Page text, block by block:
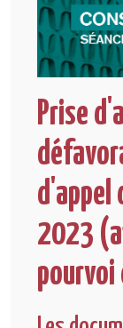
Prise
d'appel
2023
pourvoi